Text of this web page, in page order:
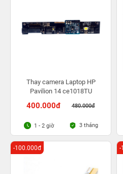
Thay camera Laptop HP
Pavilion 14 ce1018TU
400.000đ 480.000đ
1 - 2 giờ 3 tháng
-100.000đ -